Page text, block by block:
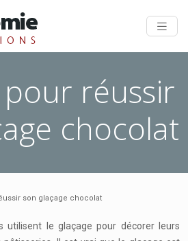
réussir
chocolat
son glaçage chocolat
utilisent le glaçage pour décorer leurs